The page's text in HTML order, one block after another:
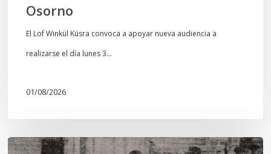
Osorno
El Lof Winkül Küsra convoca a apoyar nueva audiencia a
realizarse el día lunes 3…
01/08/2026
Chawrakawin: